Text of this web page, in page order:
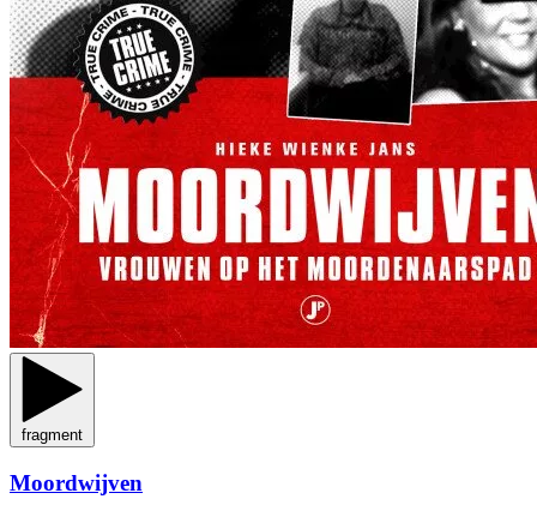
fragment
Moordwijven